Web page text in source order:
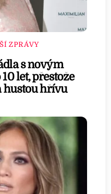
ZPRÁVY
s novým
let, přestože
hustou hřívu